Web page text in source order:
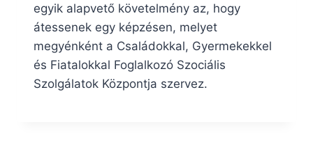
egyik alapvető követelmény az, hogy
átessenek egy képzésen, melyet
megyénként a Családokkal, Gyermekekkel
és Fiatalokkal Foglalkozó Szociális
Szolgálatok Központja szervez.